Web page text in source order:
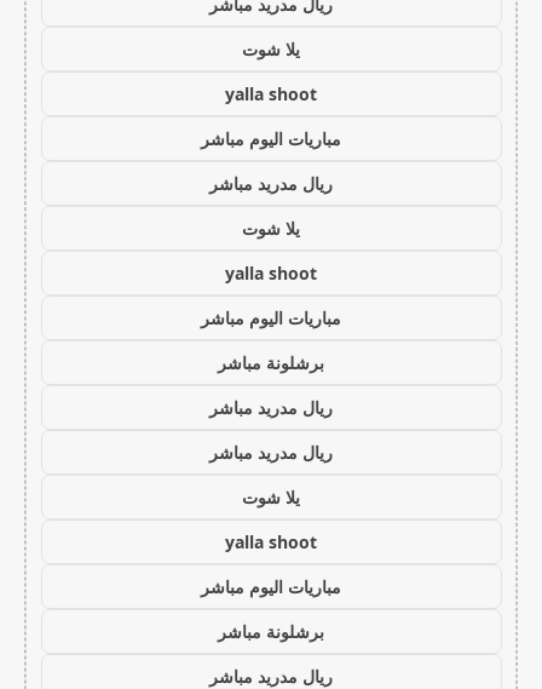
يلا شوت
yalla shoot
مباريات اليوم مباشر
ريال مدريد مباشر
يلا شوت
yalla shoot
مباريات اليوم مباشر
برشلونة مباشر
ريال مدريد مباشر
ريال مدريد مباشر
يلا شوت
yalla shoot
مباريات اليوم مباشر
برشلونة مباشر
ريال مدريد مباشر